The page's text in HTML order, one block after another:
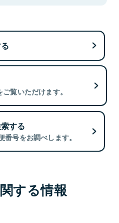
覧いただけます。
する
号をお調べします。
する情報